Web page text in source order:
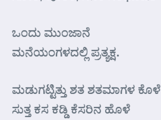
ಒಂದು ಮುಂಜಾನೆ
ಮನೆಯಂಗಳದಲ್ಲಿ ಪ್ರತ್ಯಕ್ಷ.
ಮಡುಗಟ್ಟಿತ್ತು ಶತ ಶತಮಾಗಳ ಕೊಳೆ
ಸುತ್ತ ಕಸ ಕಡ್ಡಿ ಕೆಸರಿನ ಹೊಳೆ